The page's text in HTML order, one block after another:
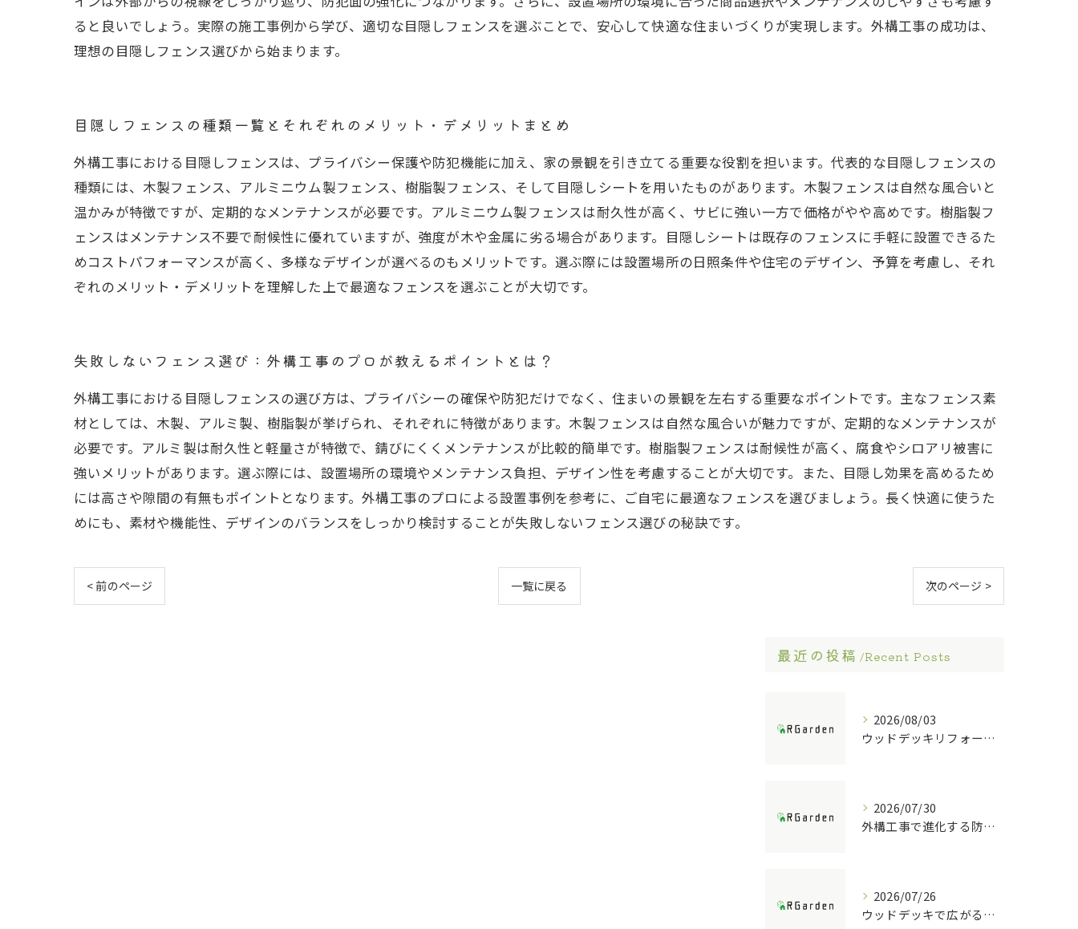
ると良いでしょう。実際の施工事例から学び、適切な目隠しフェンスを選ぶことで、安心して快適な住まいづくりが実現します。外構工事の成功は、
理想の目隠しフェンス選びから始まります。
目隠しフェンスの種類一覧とそれぞれのメリット・デメリットまとめ
外構工事における目隠しフェンスは、プライバシー保護や防犯機能に加え、家の景観を引き立てる重要な役割を担います。代表的な目隠しフェンスの
種類には、木製フェンス、アルミニウム製フェンス、樹脂製フェンス、そして目隠しシートを用いたものがあります。木製フェンスは自然な風合いと
温かみが特徴ですが、定期的なメンテナンスが必要です。アルミニウム製フェンスは耐久性が高く、サビに強い一方で価格がやや高めです。樹脂製フ
ェンスはメンテナンス不要で耐候性に優れていますが、強度が木や金属に劣る場合があります。目隠しシートは既存のフェンスに手軽に設置できるた
めコストパフォーマンスが高く、多様なデザインが選べるのもメリットです。選ぶ際には設置場所の日照条件や住宅のデザイン、予算を考慮し、それ
ぞれのメリット・デメリットを理解した上で最適なフェンスを選ぶことが大切です。
失敗しないフェンス選び：外構工事のプロが教えるポイントとは？
外構工事における目隠しフェンスの選び方は、プライバシーの確保や防犯だけでなく、住まいの景観を左右する重要なポイントです。主なフェンス素
材としては、木製、アルミ製、樹脂製が挙げられ、それぞれに特徴があります。木製フェンスは自然な風合いが魅力ですが、定期的なメンテナンスが
必要です。アルミ製は耐久性と軽量さが特徴で、錆びにくくメンテナンスが比較的簡単です。樹脂製フェンスは耐候性が高く、腐食やシロアリ被害に
強いメリットがあります。選ぶ際には、設置場所の環境やメンテナンス負担、デザイン性を考慮することが大切です。また、目隠し効果を高めるため
には高さや隙間の有無もポイントとなります。外構工事のプロによる設置事例を参考に、ご自宅に最適なフェンスを選びましょう。長く快適に使うた
めにも、素材や機能性、デザインのバランスをしっかり検討することが失敗しないフェンス選びの秘訣です。
< 前のページ 一覧に戻る 次のページ >
最近の投稿 Recent Posts
2026/08/03
ウッドデッキリフォームの重要ポイント解説
2026/07/30
外構工事で進化する防犯ポストの技術
2026/07/26
ウッドデッキで広がる庭の快適空間活用法